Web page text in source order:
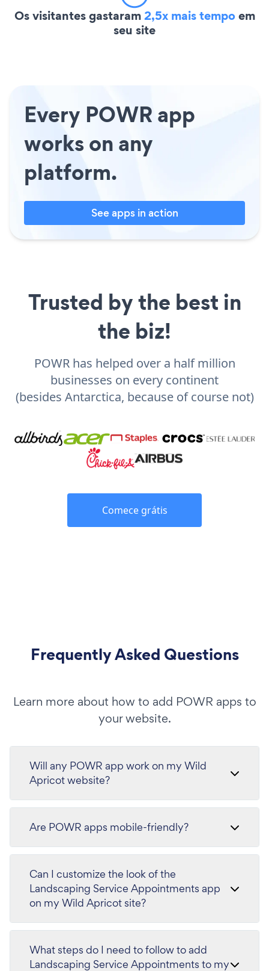
Os visitantes gastaram2,5x mais tempoem
seu site
Every POWR app
works on any
platform.
See apps in action
Trusted by the best in
the biz!
POWR has helped over a half million
businesses on every continent
(besides Antarctica, because of course not)
Comece grátis
Frequently Asked Questions
Learn more about how to add POWR apps to
your website.
Will any POWR app work on my Wild
Apricot website?
Are POWR apps mobile-friendly?
Can I customize the look of the
Landscaping Service Appointments app
on my Wild Apricot site?
What steps do I need to follow to add
Landscaping Service Appointments to my